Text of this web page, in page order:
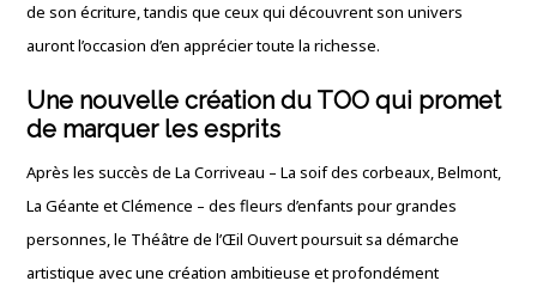
de son écriture, tandis que ceux qui découvrent son univers
auront l’occasion d’en apprécier toute la richesse.
Une nouvelle création du TOO qui promet
de marquer les esprits
Après les succès de La Corriveau – La soif des corbeaux, Belmont,
La Géante et Clémence – des fleurs d’enfants pour grandes
personnes, le Théâtre de l’Œil Ouvert poursuit sa démarche
artistique avec une création ambitieuse et profondément